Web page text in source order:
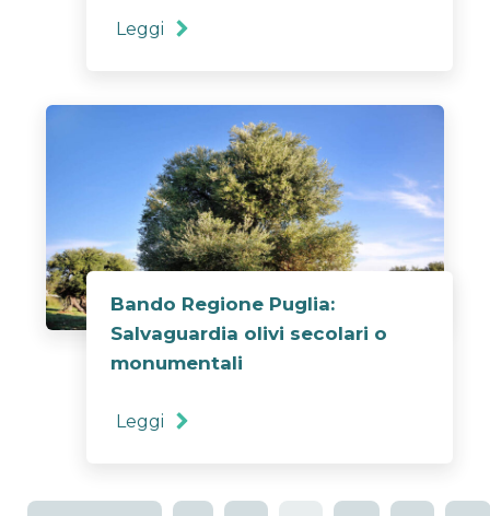
Leggi
Bando Regione Puglia:
Salvaguardia olivi secolari o
monumentali
Leggi